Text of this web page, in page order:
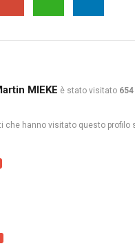
MIEKE è stato visitato 654
che hanno visitato questo profilo